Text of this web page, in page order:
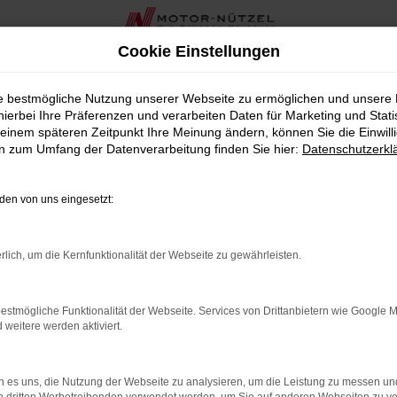
bei Motor-Nützel
sind, das Leistung, Stil und Komfort perfekt
in der Nähe von Coburg und bieten Ihnen eine
exzellente Fahrdynamik und elegantes Design. Bei Motor-
persönliche und umfassende Beratung unseres
wir Ihnen in der Nähe von Coburg zahlreiche
aus einer Hand. Unser Ziel ist es, Ihnen nicht nur beim
Polo von VW die perfekte Wahl für Coburg ist. Lassen Sie
Cookie Einstellungen
bestmögliche Nutzung unserer Webseite zu ermöglichen und unsere
Ihre Präferenzen und verarbeiten Daten für Marketing und
späteren Zeitpunkt Ihre Meinung ändern, können Sie die
zum Umfang der Datenverarbeitung finden Sie hier:
von uns eingesetzt:
um die Kernfunktionalität der Webseite zu gewährleisten.
Funktionalität der Webseite. Services von Drittanbietern wie Google
weitere werden aktiviert.
es uns, die Nutzung der Webseite zu analysieren, um die Leistung zu messen